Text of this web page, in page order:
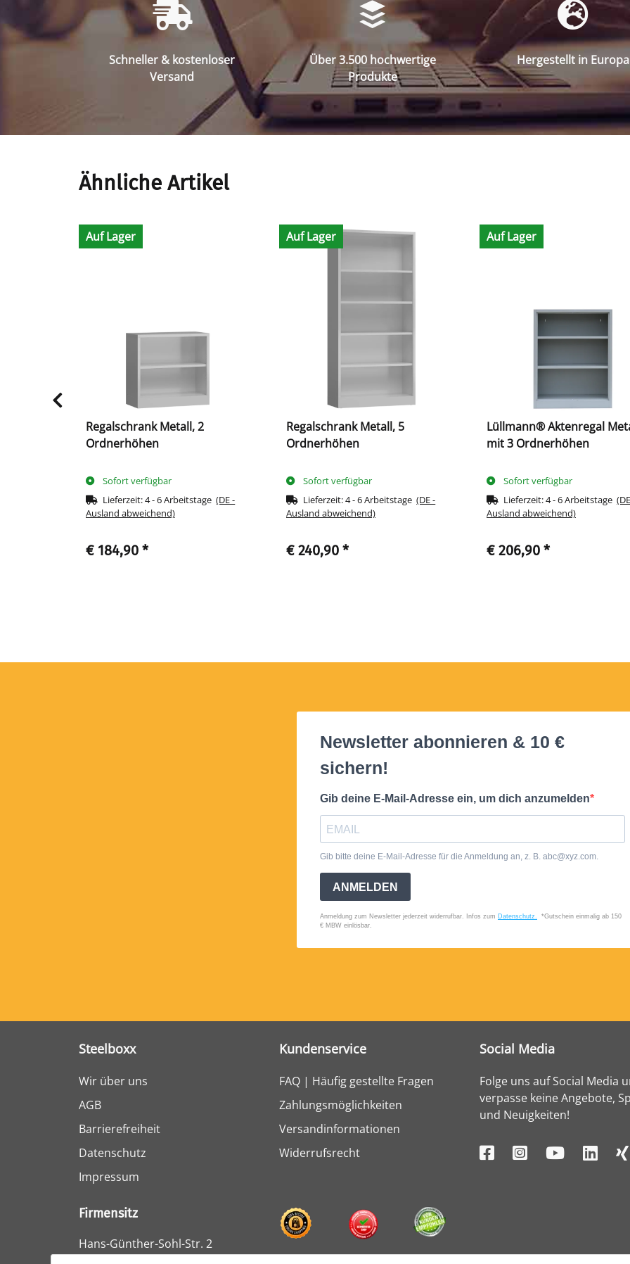
Schneller & kostenloser
Versand
Über 3.500 hochwertige
Produkte
Hergestellt in Europa
Ähnliche Artikel
Auf Lager
Regalschrank Metall, 2
Ordnerhöhen
Sofort verfügbar
Lieferzeit:4 - 6 Arbeitstage(DE -
Ausland abweichend)
€ 184,90 *
Auf Lager
Regalschrank Metall, 5
Ordnerhöhen
Sofort verfügbar
Lieferzeit:4 - 6 Arbeitstage(DE -
Ausland abweichend)
€ 240,90 *
Auf Lager
Lüllmann® Aktenregal
mit 3 Ordnerhöhen
Sofort verfügbar
Lieferzeit:4 - 6 Arbeitstage
Ausland abweichend)
€ 206,90 *
Steelboxx
Wir über uns
AGB
Barrierefreiheit
Datenschutz
Impressum
Kundenservice
FAQ | Häufig gestellte Fragen
Zahlungsmöglichkeiten
Versandinformationen
Widerrufsrecht
Social Media
Folge uns auf Social Media
verpasse keine Angebote,
und Neuigkeiten!
Firmensitz
Hans-Günther-Sohl-Str. 2